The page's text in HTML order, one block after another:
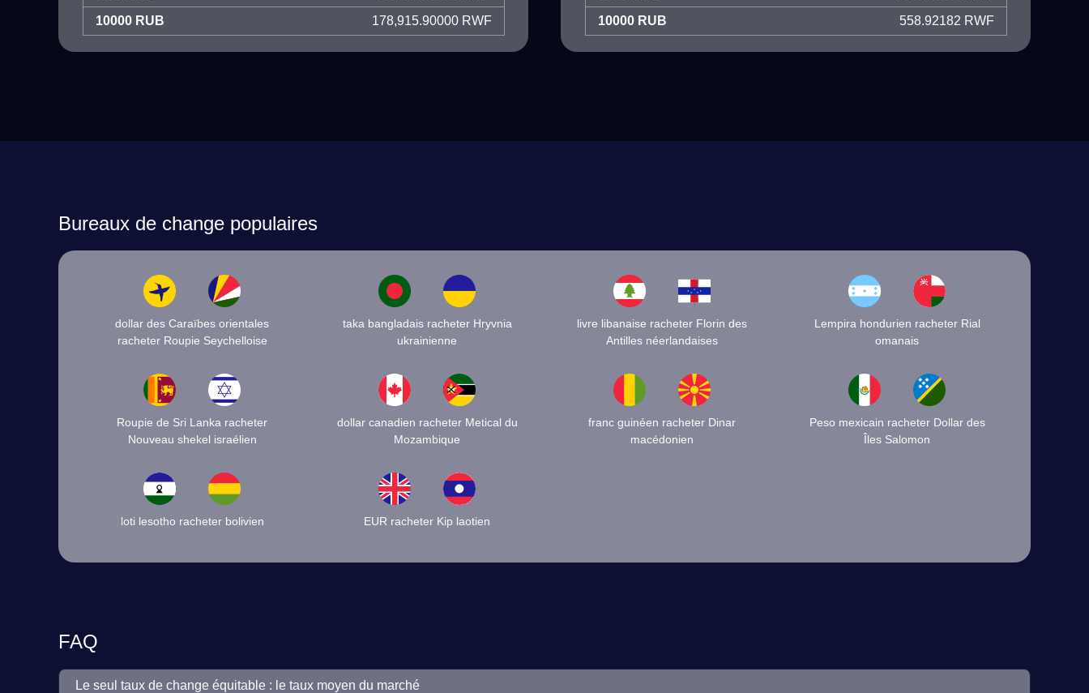
10000 RUB 178,915.90000 RWF 10000 RUB 558.92182 RWF
Bureaux de change populaires
dollar des Caraïbes orientales
racheter Roupie Seychelloise
taka bangladais racheter Hryvnia
ukrainienne
livre libanaise racheter Florin des
Antilles néerlandaises
Lempira hondurien racheter Rial
omanais
Roupie de Sri Lanka racheter
Nouveau shekel israélien
dollar canadien racheter Metical du
Mozambique
franc guinéen racheter Dinar
macédonien
Peso mexicain racheter Dollar des
Îles Salomon
loti lesotho racheter bolivien EUR racheter Kip laotien
FAQ
Le seul taux de change équitable : le taux moyen du marché